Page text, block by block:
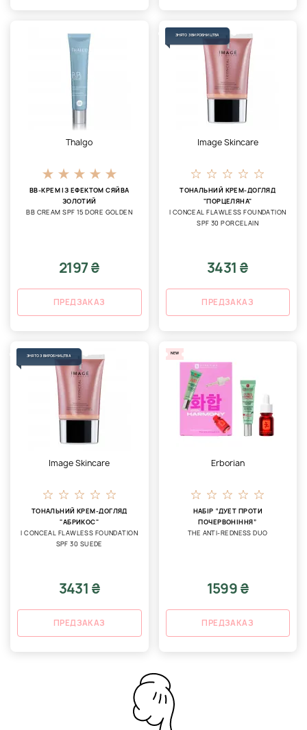
Thalgo
ВВ-КРЕМ ІЗ ЕФЕКТОМ СЯЙВА
ЗОЛОТИЙ
BB CREAM SPF 15 DORE GOLDEN
2197 ₴
ПРЕДЗАКАЗ
ЗНЯТО З ВИРОБНИЦТВА
Image Skincare
ТОНАЛЬНИЙ КРЕМ-ДОГЛЯД
"ПОРЦЕЛЯНА"
I CONCEAL FLAWLESS FOUNDATION
SPF 30 PORCELAIN
3431 ₴
ПРЕДЗАКАЗ
ЗНЯТО З ВИРОБНИЦТВА
Image Skincare
ТОНАЛЬНИЙ КРЕМ-ДОГЛЯД
"АБРИКОС"
I CONCEAL FLAWLESS FOUNDATION
SPF 30 SUEDE
3431 ₴
ПРЕДЗАКАЗ
NEW
Erborian
НАБІР “ДУЕТ ПРОТИ
ПОЧЕРВОНІННЯ”
THE ANTI-REDNESS DUO
1599 ₴
ПРЕДЗАКАЗ